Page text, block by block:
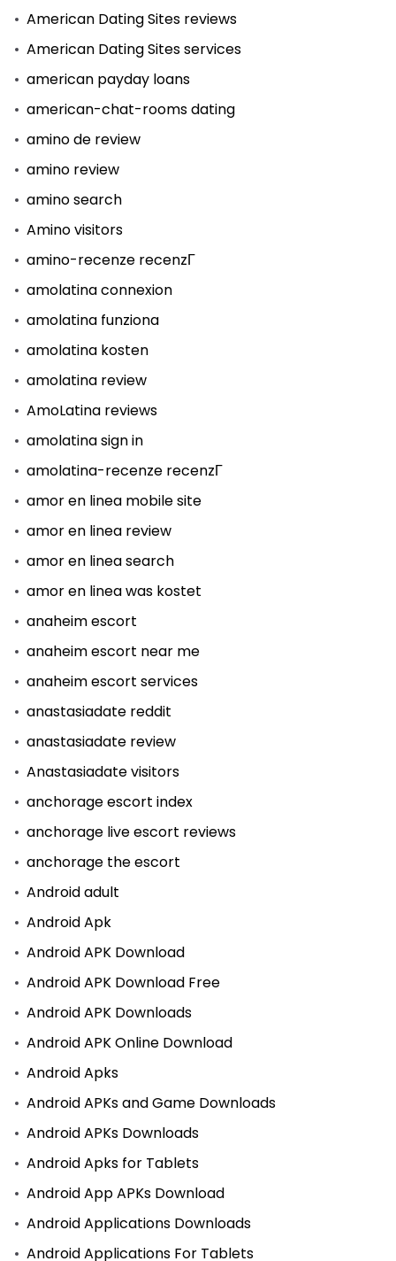
American Dating Sites reviews
American Dating Sites services
american payday loans
american-chat-rooms dating
amino de review
amino review
amino search
Amino visitors
amino-recenze recenzГ­
amolatina connexion
amolatina funziona
amolatina kosten
amolatina review
AmoLatina reviews
amolatina sign in
amolatina-recenze recenzГ­
amor en linea mobile site
amor en linea review
amor en linea search
amor en linea was kostet
anaheim escort
anaheim escort near me
anaheim escort services
anastasiadate reddit
anastasiadate review
Anastasiadate visitors
anchorage escort index
anchorage live escort reviews
anchorage the escort
Android adult
Android Apk
Android APK Download
Android APK Download Free
Android APK Downloads
Android APK Online Download
Android Apks
Android APKs and Game Downloads
Android APKs Downloads
Android Apks for Tablets
Android App APKs Download
Android Applications Downloads
Android Applications For Tablets